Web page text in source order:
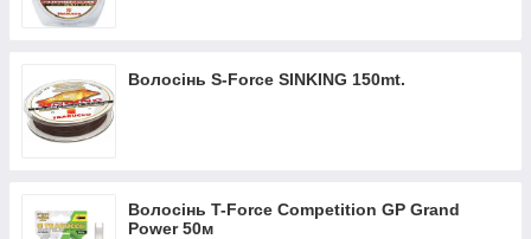
Волосінь S-Force SINKING 150mt.
Волосінь T-Force Competition GP Grand
Power 50м